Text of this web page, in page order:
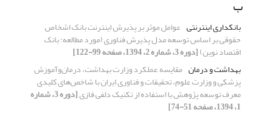
ب
بانکداری اینترنتی عوامل موثر بر پذیرش اینترنت بانک اشخاص
حقوقی بر اساس توسعه مدل پذیرش فناوری (مورد مطالعه: بانک
اقتصاد نوین)[دوره 3، شماره 2، 1394، صفحه 99-122]
بهداشت و درمان مقایسه عملکرد وزارت بهداشت، درمان‌و‌آموزش
پزشکی و وزارت علوم، تحقیقات و فناوری ایران با شاخص‌های کلیدی
معرف توسعه پژوهش با استفاده از تکنیک دلفی فازی [دوره 3، شماره
1، 1394، صفحه 51-74]